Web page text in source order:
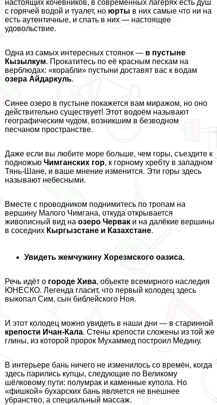
настоящих кочевников, в современных лагерях есть душ
с горячей водой и туалет, но юрты в них самые что ни на
есть аутентичные, и спать в них — настоящее
удовольствие.
Одна из самых интересных стоянок — в пустыне
Кызылкум. Прокатитесь по её красным пескам на
верблюдах: «корабли» пустыни доставят вас к водам
озера Айдаркуль.
Синее озеро в пустыне покажется вам миражом, но оно
действительно существует! Этот водоём называют
географическим чудом, возникшим в безводном
песчаном прострaнcтве.
Даже если вы любите море больше, чем горы, съездите к
подножью Чимганских гор, к горному хребту в западном
Тянь-Шане, и ваше мнение изменится. Эти горы здесь
называют небесными.
Вместе с проводником поднимитесь по тропам на
вершину Малого Чимгана, откуда открывается
живописный вид на озеро Червак и на далёкие вершины
в соседних Кыргызстане и Казахстане.
Увидеть жемчужину Хорезмского оазиса.
Речь идёт о городе Хива, объекте всемирного наследия
ЮНЕСКО. Легенда гласит, что первый колодец здесь
выкопал Сим, сын библейского Ноя.
И этот колодец можно увидеть в наши дни — в старинной
крепости Ичан-Кала. Стены крепости сложены из той же
глины, из которой пророк Мухаммед построил Медину.
В интерьере бань ничего не изменилось со времён, когда
здесь парились купцы, следующие по Великому
шёлковому пути: полумpaк и каменные купола. Но
«фишкой» бухарских бань является не внешнее
убранство, а специальный массаж.